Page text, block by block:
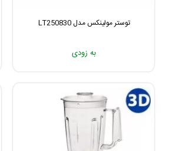
توستر مولینکس مدل LT250830
به زودی